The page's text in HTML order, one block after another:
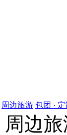
周边旅游 包团 ·
周边